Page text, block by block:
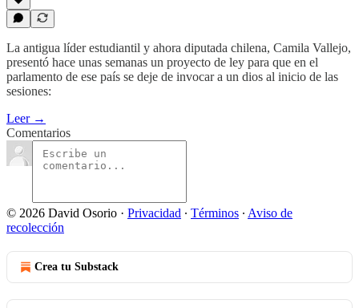
La antigua líder estudiantil y ahora diputada chilena, Camila Vallejo,
presentó hace unas semanas un proyecto de ley para que en el
parlamento de ese país se deje de invocar a un dios al inicio de las
sesiones:
Leer →
Comentarios
© 2026 David Osorio · Privacidad ∙ Términos ∙ Aviso de
recolección
Crea tu Substack